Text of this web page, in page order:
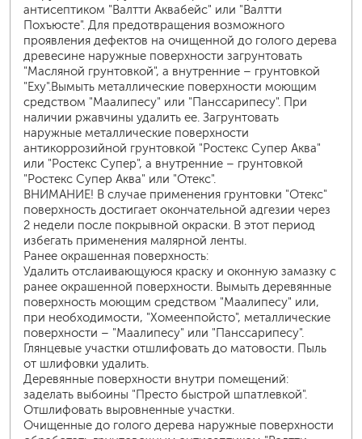
антисептиком "Валтти Аквабейс" или "Валтти
Похъюсте". Для предотвращения возможного
проявления дефектов на очищенной до голого дерева
древесине наружные поверхности загрунтовать
"Масляной грунтовкой", а внутренние – грунтовкой
"Еху".Вымыть металлические поверхности моющим
средством "Маалипесу" или "Панссарипесу". При
наличии ржавчины удалить ее. Загрунтовать
наружные металлические поверхности
антикоррозийной грунтовкой "Ростекс Супер Аква"
или "Ростекс Супер", а внутренние – грунтовкой
"Ростекс Супер Аква" или "Отекс".
ВНИМАНИЕ! В случае применения грунтовки "Отекс"
поверхность достигает окончательной адгезии через
2 недели после покрывной окраски. В этот период
избегать применения малярной ленты.
Ранее окрашенная поверхность:
Удалить отслаивающуюся краску и оконную замазку с
ранее окрашенной поверхности. Вымыть деревянные
поверхность моющим средством "Маалипесу" или,
при необходимости, "Хомеенпойсто", металлические
поверхности – "Маалипесу" или "Панссарипесу".
Глянцевые участки отшлифовать до матовости. Пыль
от шлифовки удалить.
Деревянные поверхности внутри помещений:
заделать выбоины "Престо быстрой шпатлевкой".
Отшлифовать выровненные участки.
Очищенные до голого дерева наружные поверхности